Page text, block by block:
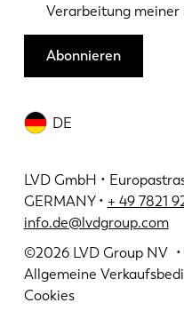
DE
LVD GmbH •
GERMANY • + 49 7821
info.de@lvdgroup.com
©2026 LVD Group NV
Allgemeine
Cookies
Verarbeitung
Abonnieren